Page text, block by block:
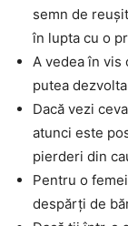
semn de
în lupta cu o
A vedea în vis
putea
Dacă vezi
atunci este
pierderi din
Pentru o
despărți de